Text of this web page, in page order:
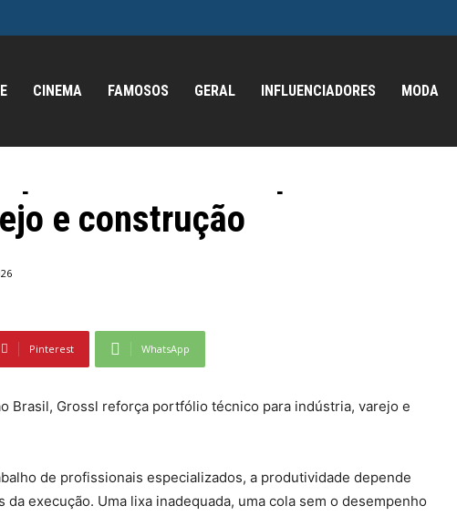
CINEMA FAMOSOS GERAL INFLUENCIADORES MODA
ao Brasil, Grossl reforça portfólio técnico para...
da BESSEY ao Brasil,
e construção
Pinterest WhatsApp
Brasil, Grossl reforça portfólio técnico para indústria, varejo e
de profissionais especializados, a produtividade depende
execução. Uma lixa inadequada, uma cola sem o desempenho